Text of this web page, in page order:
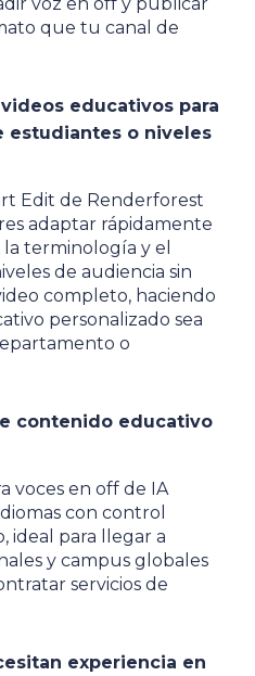
que tu canal de
educativos para
estudiantes o niveles
Edit de Renderforest
adaptar rápidamente
la terminología y el
de audiencia sin
completo, haciendo
personalizado sea
o
contenido educativo
voces en off de IA
con control
ideal para llegar a
y campus globales
servicios de
experiencia en